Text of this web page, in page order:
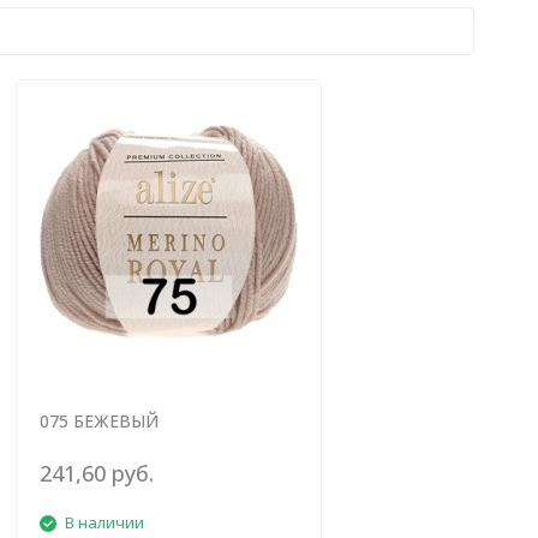
075 БЕЖЕВЫЙ
241,60 руб.
В наличии